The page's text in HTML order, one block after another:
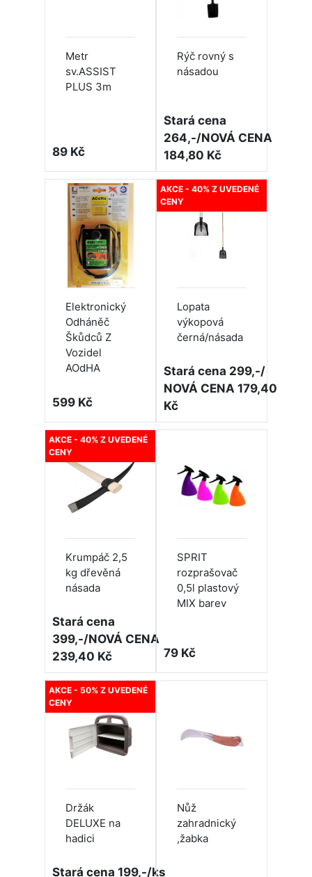
Metr
sv.ASSIST
PLUS 3m
89 Kč
Rýč rovný s
násadou
Stará cena
264,-/NOVÁ CENA
184,80 Kč
Elektronický
Odháněč
Škůdců Z
Vozidel
AOdHA
599 Kč
AKCE - 40% Z UVEDENÉ
CENY
Lopata
výkopová
černá/násada
Stará cena 299,-/
NOVÁ CENA 179,40
Kč
AKCE - 40% Z UVEDENÉ
CENY
Krumpáč 2,5
kg dřevěná
násada
Stará cena
399,-/NOVÁ CENA
239,40 Kč
SPRIT
rozprašovač
0,5l plastový
MIX barev
79 Kč
AKCE - 50% Z UVEDENÉ
CENY
Držák
DELUXE na
hadici
Stará cena 199,-/ks
Nůž
zahradnický
,žabka